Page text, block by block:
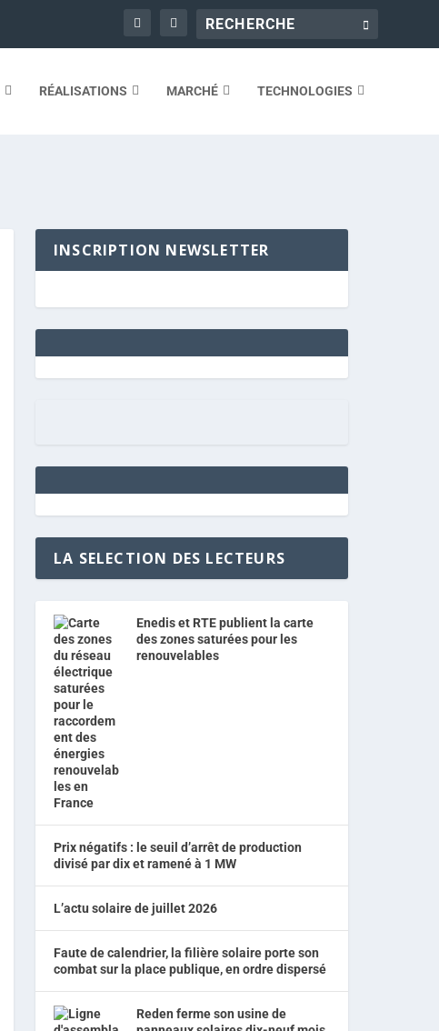
RÉALISATIONS MARCHÉ TECHNOLOGIES
INSCRIPTION NEWSLETTER
LA SELECTION DES LECTEURS
Enedis et RTE publient la carte
des zones saturées pour les
renouvelables
Prix négatifs : le seuil d’arrêt de production
divisé par dix et ramené à 1 MW
L’actu solaire de juillet 2026
Faute de calendrier, la filière solaire porte son
combat sur la place publique, en ordre dispersé
Reden ferme son usine de